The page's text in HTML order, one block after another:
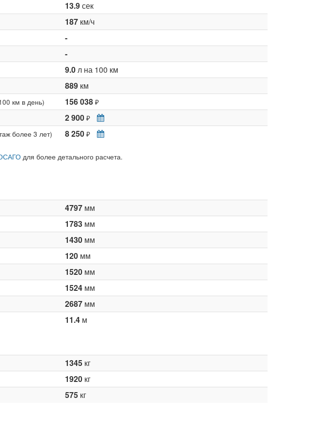
13.9сек
187км/ч
-
-
9.0л на 100 км
889км
км в день) 156 038 ₽
2 900 ₽
более 3 лет) 8 250 ₽
для более детального расчета.
4797мм
1783мм
1430мм
120мм
1520мм
1524мм
2687мм
11.4м
1345кг
1920кг
575кг